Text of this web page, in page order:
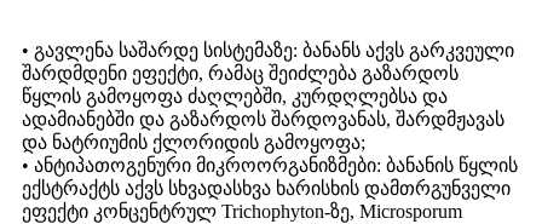
• გავლენა საშარდე სისტემაზე: ბანანს აქვს გარკვეული
შარდმდენი ეფექტი, რამაც შეიძლება გაზარდოს
წყლის გამოყოფა ძაღლებში, კურდღლებსა და
ადამიანებში და გაზარდოს შარდოვანას, შარდმჟავას
და ნატრიუმის ქლორიდის გამოყოფა;
• ანტიპათოგენური მიკროორგანიზმები: ბანანის წყლის
ექსტრაქტს აქვს სხვადასხვა ხარისხის დამთრგუნველი
ეფექტი კონცენტრულ Trichophyton-ზე, Microsporum